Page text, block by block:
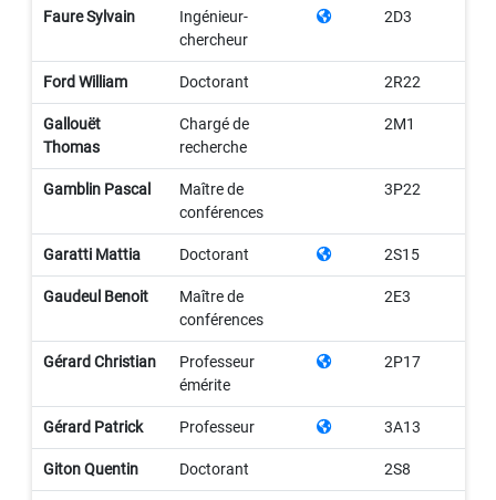
Faure Sylvain
Ingénieur-
chercheur
2D3
Ford William Doctorant 2R22
Gallouët
Thomas
Chargé de
recherche
2M1
Gamblin Pascal
Maître de
conférences
3P22
Garatti Mattia Doctorant 2S15
Gaudeul Benoit
Maître de
conférences
2E3
Gérard Christian
Professeur
émérite
2P17
Gérard Patrick Professeur 3A13
Giton Quentin Doctorant 2S8